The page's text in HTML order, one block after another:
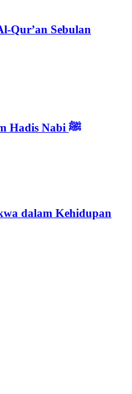
Qur’an Sebulan
4 Ciri Munafik Sejati dalam Hadis Nabi ﷺ
dalam Kehidupan